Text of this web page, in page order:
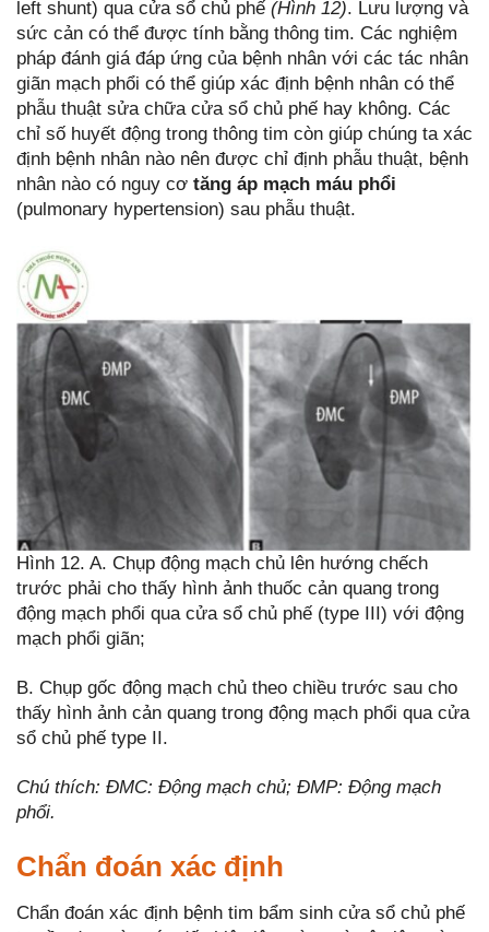
left shunt) qua cửa sổ chủ phế (Hình 12). Lưu lượng và
sức cản có thể được tính bằng thông tim. Các nghiệm
pháp đánh giá đáp ứng của bệnh nhân với các tác nhân
giãn mạch phổi có thể giúp xác định bệnh nhân có thể
phẫu thuật sửa chữa cửa sổ chủ phế hay không. Các
chỉ số huyết động trong thông tim còn giúp chúng ta xác
định bệnh nhân nào nên được chỉ định phẫu thuật, bệnh
nhân nào có nguy cơ tăng áp mạch máu phổi
(pulmonary hypertension) sau phẫu thuật.
Hình 12. A. Chụp động mạch chủ lên hướng chếch
trước phải cho thấy hình ảnh thuốc cản quang trong
động mạch phổi qua cửa sổ chủ phế (type III) với động
mạch phổi giãn;
B. Chụp gốc động mạch chủ theo chiều trước sau cho
thấy hình ảnh cản quang trong động mạch phổi qua cửa
sổ chủ phế type II.
Chú thích: ĐMC: Động mạch chủ; ĐMP: Động mạch
phổi.
Chẩn đoán xác định
Chẩn đoán xác định bệnh tim bẩm sinh cửa sổ chủ phế